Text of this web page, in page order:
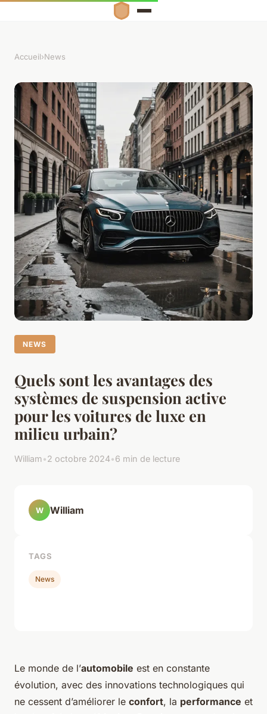
Accueil›News
NEWS
Quels sont les avantages des
systèmes de suspension active
pour les voitures de luxe en
milieu urbain?
William•2 octobre 2024•6 min de lecture
Le monde de l’automobile est en constante
évolution, avec des innovations technologiques qui
ne cessent d’améliorer le confort, la performance et
W William
TAGS
News